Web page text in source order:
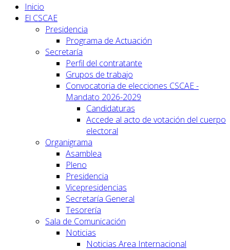
Inicio
El CSCAE
Presidencia
Programa de Actuación
Secretaría
Perfil del contratante
Grupos de trabajo
Convocatoria de elecciones CSCAE -
Mandato 2026-2029
Candidaturas
Accede al acto de votación del cuerpo
electoral
Organigrama
Asamblea
Pleno
Presidencia
Vicepresidencias
Secretaría General
Tesorería
Sala de Comunicación
Noticias
Noticias Area Internacional